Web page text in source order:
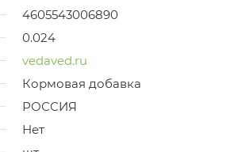
4605543006890
0.024
vedaved.ru
Кормовая добавка
РОССИЯ
Нет